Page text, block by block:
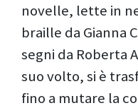
novelle, lette in
braille da Gianna
segni da Roberta
suo volto, si è
fino a mutare la